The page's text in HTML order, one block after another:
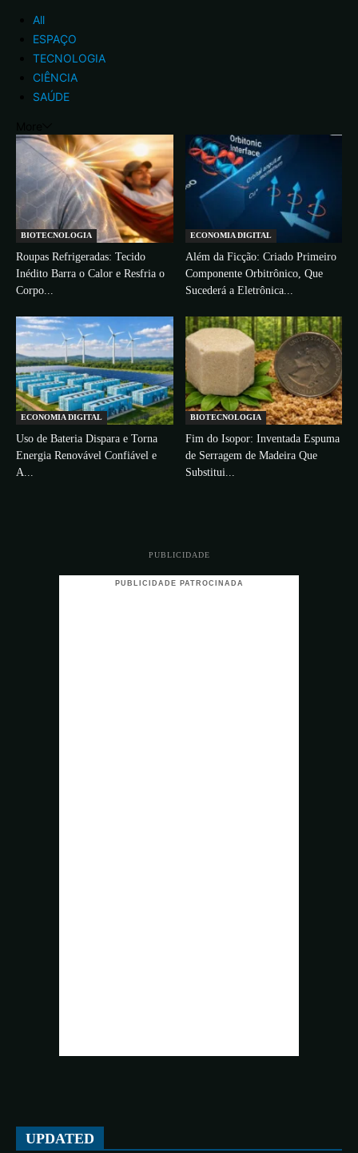
All
ESPAÇO
TECNOLOGIA
CIÊNCIA
SAÚDE
BIOTECNOLOGIA
Roupas Refrigeradas: Tecido
Inédito Barra o Calor e Resfria o
Corpo...
ECONOMIA DIGITAL
Além da Ficção: Criado Primeiro
Componente Orbitrônico, Que
Sucederá a Eletrônica...
ECONOMIA DIGITAL
Uso de Bateria Dispara e Torna
Energia Renovável Confiável e
A...
BIOTECNOLOGIA
Fim do Isopor: Inventada Espuma
de Serragem de Madeira Que
Substitui...
PUBLICIDADE
PUBLICIDADE PATROCINADA
UPDATED